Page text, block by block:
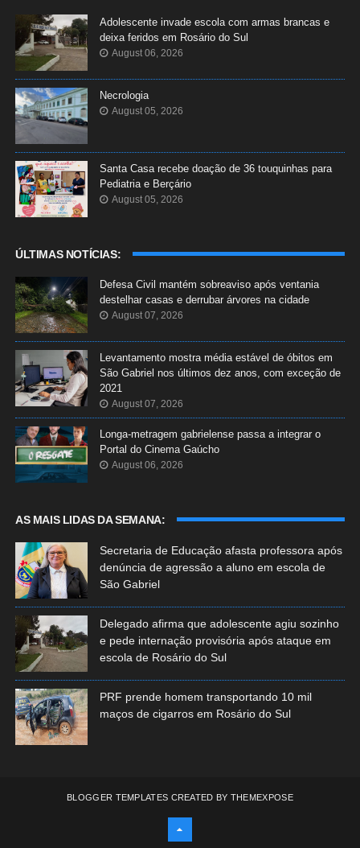
Adolescente invade escola com armas brancas e
deixa feridos em Rosário do Sul
August 06, 2026
Necrologia
August 05, 2026
Santa Casa recebe doação de 36 touquinhas para
Pediatria e Berçário
August 05, 2026
ÚLTIMAS NOTÍCIAS:
Defesa Civil mantém sobreaviso após ventania
destelhar casas e derrubar árvores na cidade
August 07, 2026
Levantamento mostra média estável de óbitos em
São Gabriel nos últimos dez anos, com exceção de
2021
August 07, 2026
Longa-metragem gabrielense passa a integrar o
Portal do Cinema Gaúcho
August 06, 2026
AS MAIS LIDAS DA SEMANA:
Secretaria de Educação afasta professora após
denúncia de agressão a aluno em escola de
São Gabriel
Delegado afirma que adolescente agiu sozinho
e pede internação provisória após ataque em
escola de Rosário do Sul
PRF prende homem transportando 10 mil
maços de cigarros em Rosário do Sul
BLOGGER TEMPLATES CREATED BY THEMEXPOSE